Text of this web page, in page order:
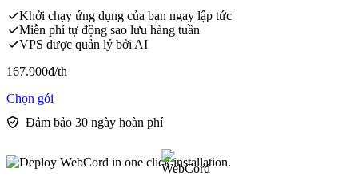
Khởi chạy ứng dụng của bạn ngay lập tức
Miễn phí tự động sao lưu hàng tuần
VPS được quản lý bởi AI
167.900đ/th
Chọn gói
Đảm bảo 30 ngày hoàn phí